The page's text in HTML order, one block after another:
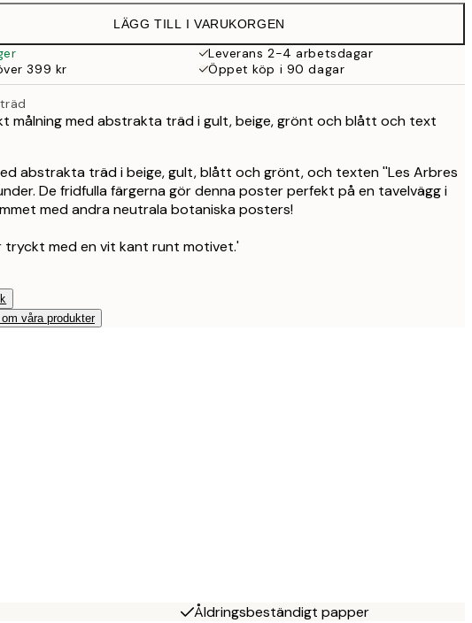
LÄGG TILL I VARUKORGEN
Leverans 2-4 arbetsdagar
399 kr
Öppet köp i 90 dagar
målning med abstrakta träd i gult, beige, grönt och blått och text
abstrakta träd i beige, gult, blått och grönt, och texten ''Les Arbres
De fridfulla färgerna gör denna poster perfekt på en tavelvägg i
med andra neutrala botaniska posters!
tryckt med en vit kant runt motivet.'
våra produkter
Åldringsbeständigt papper